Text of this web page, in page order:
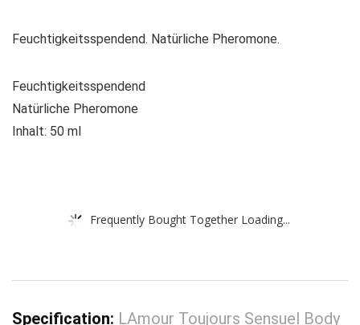
Feuchtigkeitsspendend. Natürliche Pheromone.
Feuchtigkeitsspendend
Natürliche Pheromone
Inhalt: 50 ml
Frequently Bought Together Loading...
Specification: LAmour Toujours Sensuel Body